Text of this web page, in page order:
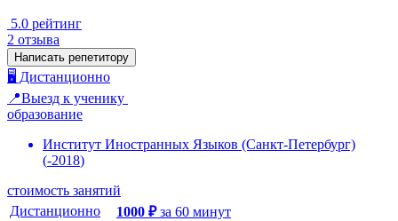
5.0 рейтинг
2 отзыва
Написать репетитору
🖥️ Дистанционно
📍Выезд к ученику
образование
Институт Иностранных Языков (Санкт-Петербург)
(-2018)
стоимость занятий
Дистанционно
1000 ₽ за 60 минут